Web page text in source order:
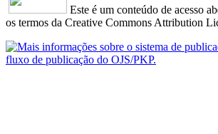
Este é um conteúdo de acesso
os termos da Creative Commons Attribution